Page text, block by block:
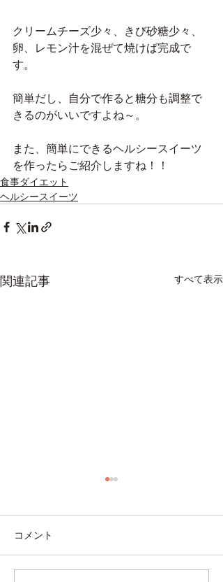
クリームチーズ少々、きび砂糖少々、
卵、レモン汁を混ぜて焼けば完成で
す。
簡単だし、自分で作ると糖分も調整で
きるのがいいですよね～。
また、簡単にできるヘルシースイーツ
を作ったらご紹介しますね！！
食事ダイエット
ヘルシースイーツ
関連記事 すべて表示
コメント